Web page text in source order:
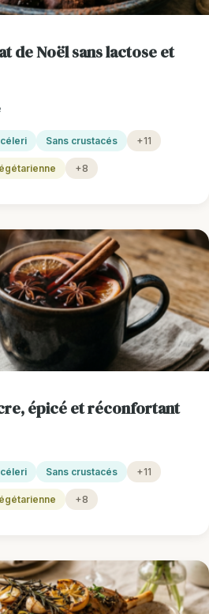
de Noël sans lactose et
Sans crustacés +11
+8
épicé et réconfortant
Sans crustacés +11
+8